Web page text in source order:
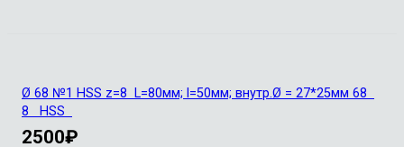
Ø 68 №1 HSS z=8 L=80мм; l=50мм; внутр.Ø = 27*25мм 68
8 HSS
2500₽